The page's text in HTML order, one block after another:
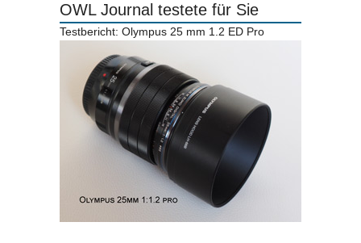
OWL Journal testete für Sie
Testbericht: Olympus 25 mm 1.2 ED Pro